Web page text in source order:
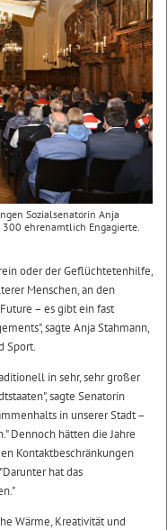
Sozialsenatorin Anja
ehrenamtlich Engagierte.
oder der Geflüchtetenhilfe,
Menschen, an den
– es gibt ein fast
sagte Anja Stahmann,
Sport.
in sehr, sehr großer
sagte Senatorin
in unserer Stadt –
Dennoch hätten die Jahre
Kontaktbeschränkungen
hat das
Wärme, Kreativität und